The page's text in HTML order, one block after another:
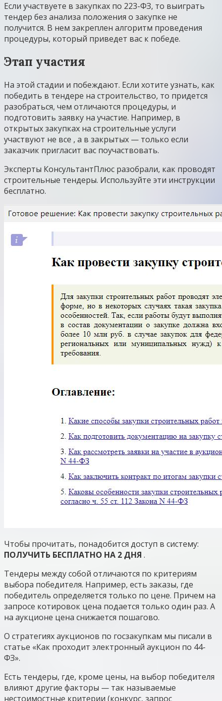
Если участвуете в закупках по 223-ФЗ, то выиграть
тендер без анализа положения о закупке не
получится. В нем закреплен алгоритм проведения
процедуры, который приведет вас к победе.
Этап участия
На этой стадии и побеждают. Если хотите узнать, как
победить в тендере на строительство, то придется
разобраться, чем отличаются процедуры, и
подготовить заявку на участие. Например, в
открытых закупках на строительные услуги
участвуют не все , а в закрытых — только если
заказчик пригласит вас поучаствовать.
Эксперты КонсультантПлюс разобрали, как проводят
строительные тендеры. Используйте эти инструкции
бесплатно.
Чтобы прочитать, понадобится доступ в систему:
ПОЛУЧИТЬ БЕСПЛАТНО НА 2 ДНЯ .
Тендеры между собой отличаются по критериям
выбора победителя. Например, есть заказы, где
победитель определяется только по цене. Причем на
запросе котировок цена подается только один раз. А
на аукционе цена снижается пошагово.
О стратегиях аукционов по госзакупкам мы писали в
статье «Как проходит электронный аукцион по 44-
ФЗ».
Есть тендеры, где, кроме цены, на выбор победителя
влияют другие факторы — так называемые
нестоимостные критерии (конкурс, запрос